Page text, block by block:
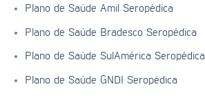
Plano de Saúde Amil Seropédica
Plano de Saúde Bradesco Seropédica
Plano de Saúde SulAmérica Seropédica
Plano de Saúde GNDI Seropédica